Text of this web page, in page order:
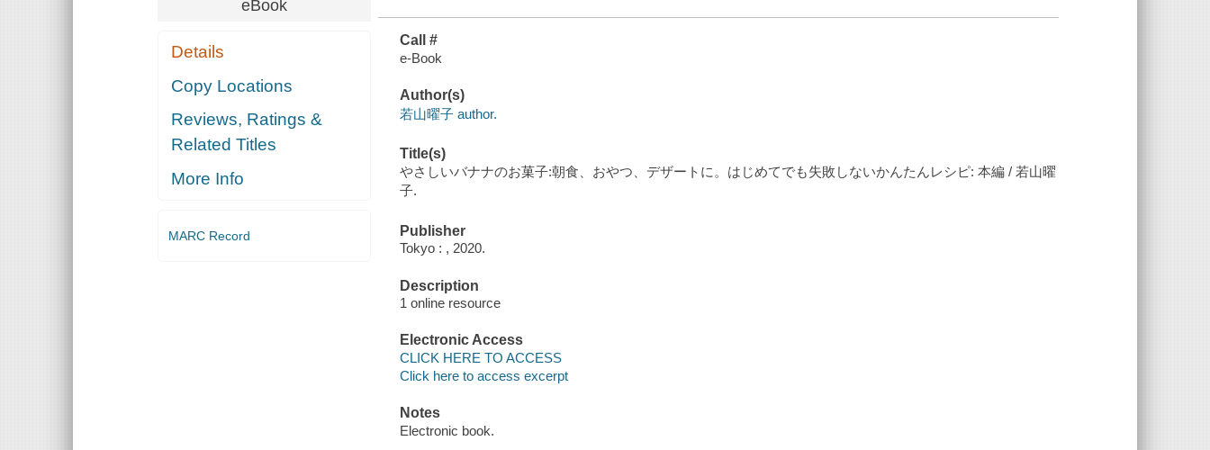
eBook
Details
Copy Locations
Reviews, Ratings &
Related Titles
More Info
MARC Record
Call #
e-Book
Author(s)
若山曜子 author.
Title(s)
やさしいバナナのお菓子:朝食、おやつ、デザートに。はじめてでも失敗しないかんたんレシピ: 本編 / 若山曜
子.
Publisher
Tokyo : , 2020.
Description
1 online resource
Electronic Access
CLICK HERE TO ACCESS
Click here to access excerpt
Notes
Electronic book.